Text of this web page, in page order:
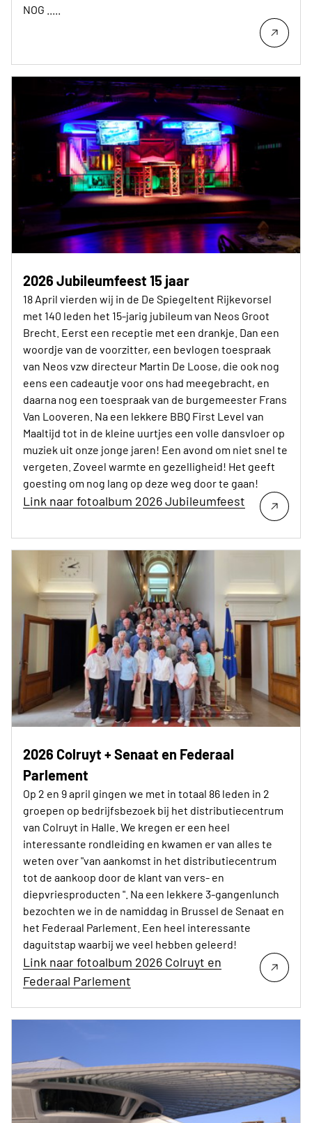
NOG .....
2026 Jubileumfeest 15 jaar
18 April vierden wij in de De Spiegeltent Rijkevorsel
met 140 leden het 15-jarig jubileum van Neos Groot
Brecht. Eerst een receptie met een drankje. Dan een
woordje van de voorzitter, een bevlogen toespraak
van Neos vzw directeur Martin De Loose, die ook nog
eens een cadeautje voor ons had meegebracht, en
daarna nog een toespraak van de burgemeester Frans
Van Looveren. Na een lekkere BBQ First Level van
Maaltijd tot in de kleine uurtjes een volle dansvloer op
muziek uit onze jonge jaren! Een avond om niet snel te
vergeten. Zoveel warmte en gezelligheid! Het geeft
goesting om nog lang op deze weg door te gaan!
Link naar fotoalbum 2026 Jubileumfeest
2026 Colruyt + Senaat en Federaal
Parlement
Op 2 en 9 april gingen we met in totaal 86 leden in 2
groepen op bedrijfsbezoek bij het distributiecentrum
van Colruyt in Halle. We kregen er een heel
interessante rondleiding en kwamen er van alles te
weten over "van aankomst in het distributiecentrum
tot de aankoop door de klant van vers- en
diepvriesproducten ". Na een lekkere 3-gangenlunch
bezochten we in de namiddag in Brussel de Senaat en
het Federaal Parlement. Een heel interessante
daguitstap waarbij we veel hebben geleerd!
Link naar fotoalbum 2026 Colruyt en
Federaal Parlement